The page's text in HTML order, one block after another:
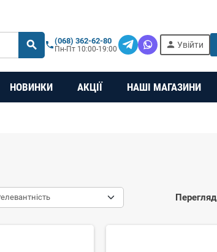
search person Увійти
phone(068) 362-62-80
Пн-Пт 10:00-19:00
НОВИНКИ АКЦІЇ НАШІ МАГАЗИНИ
Перегляд